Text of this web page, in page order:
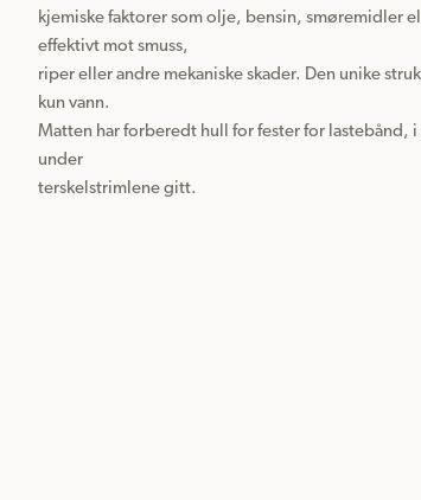
kjemiske faktorer som olje, bensin, smøremidler
effektivt mot smuss,
riper eller andre mekaniske skader. Den unike
kun vann.
Matten har forberedt hull for fester for
under
terskelstrimlene gitt.